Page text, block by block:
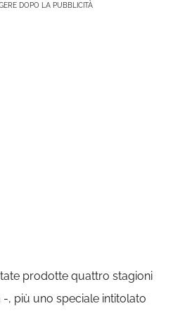
DOPO LA PUBBLICITÀ
prodotte quattro stagioni
, più uno speciale intitolato